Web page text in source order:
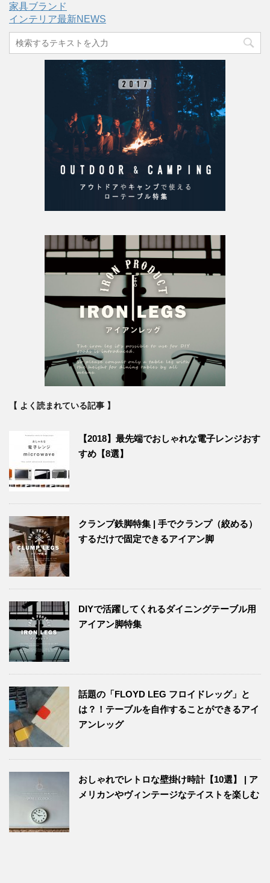
家具ブランド
インテリア最新NEWS
【 よく読まれている記事 】
【2018】最先端でおしゃれな電子レンジおす
すめ【8選】
クランプ鉄脚特集 | 手でクランプ（絞める）
するだけで固定できるアイアン脚
DIYで活躍してくれるダイニングテーブル用
アイアン脚特集
話題の「FLOYD LEG フロイドレッグ」と
は？！テーブルを自作することができるアイ
アンレッグ
おしゃれでレトロな壁掛け時計【10選】 | ア
メリカンやヴィンテージなテイストを楽しむ